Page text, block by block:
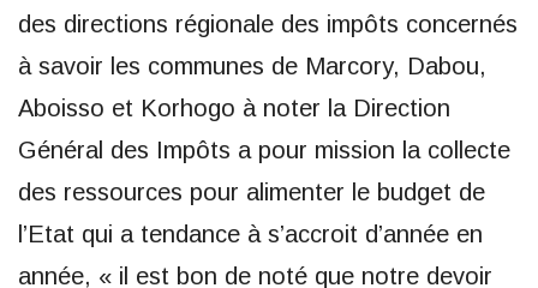
des directions régionale des impôts concernés
à savoir les communes de Marcory, Dabou,
Aboisso et Korhogo à noter la Direction
Général des Impôts a pour mission la collecte
des ressources pour alimenter le budget de
l’Etat qui a tendance à s’accroit d’année en
année, « il est bon de noté que notre devoir